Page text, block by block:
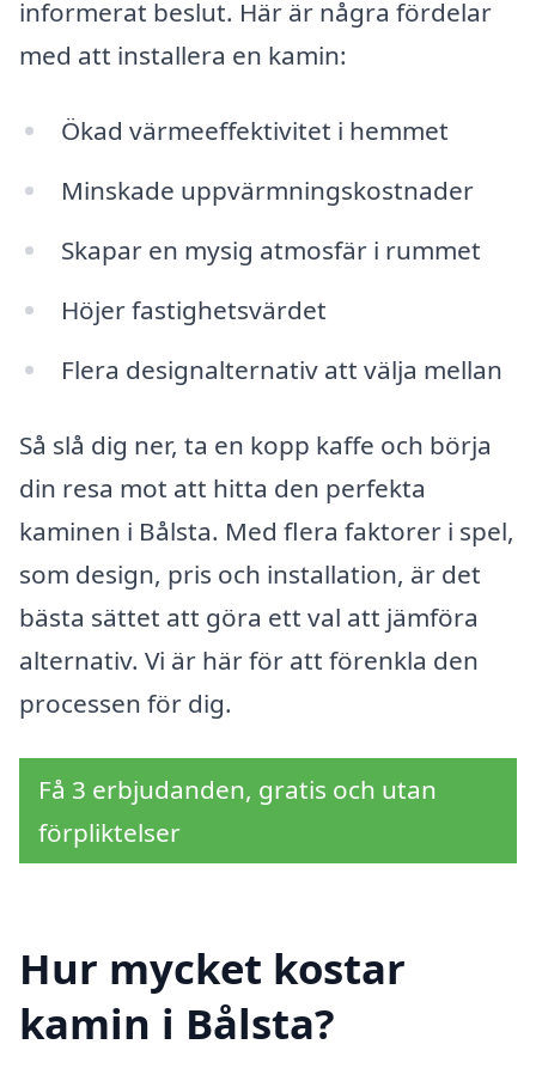
informerat beslut. Här är några fördelar
med att installera en kamin:
Ökad värmeeffektivitet i hemmet
Minskade uppvärmningskostnader
Skapar en mysig atmosfär i rummet
Höjer fastighetsvärdet
Flera designalternativ att välja mellan
Så slå dig ner, ta en kopp kaffe och börja
din resa mot att hitta den perfekta
kaminen i Bålsta. Med flera faktorer i spel,
som design, pris och installation, är det
bästa sättet att göra ett val att jämföra
alternativ. Vi är här för att förenkla den
processen för dig.
Få 3 erbjudanden, gratis och utan
förpliktelser
Hur mycket kostar
kamin i Bålsta?